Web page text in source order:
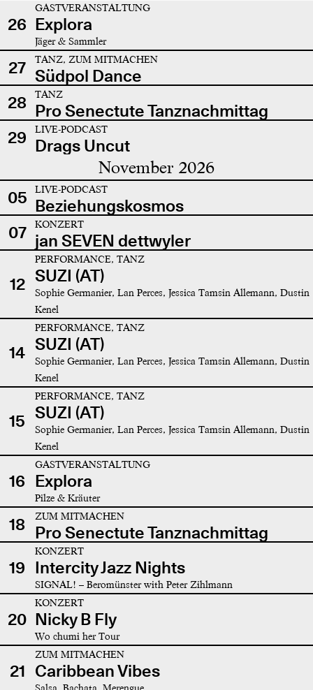
26
GASTVERANSTALTUNG
Explora
Jäger & Sammler
27 TANZ, ZUM MITMACHEN
Südpol Dance
28
TANZ
Pro Senectute Tanznachmittag
29
LIVE-PODCAST
Drags Uncut
November 2026
05 LIVE-PODCAST
Beziehungskosmos
07
KONZERT
jan SEVEN dettwyler
12
PERFORMANCE, TANZ
SUZI (AT)
Sophie Germanier, Lan Perces, Jessica Tamsin Allemann, Dustin
Kenel
14
PERFORMANCE, TANZ
SUZI (AT)
Sophie Germanier, Lan Perces, Jessica Tamsin Allemann, Dustin
Kenel
15
PERFORMANCE, TANZ
SUZI (AT)
Sophie Germanier, Lan Perces, Jessica Tamsin Allemann, Dustin
Kenel
16
GASTVERANSTALTUNG
Explora
Pilze & Kräuter
18 ZUM MITMACHEN
Pro Senectute Tanznachmittag
19
KONZERT
Intercity Jazz Nights
SIGNAL! – Beromünster with Peter Zihlmann
20
KONZERT
Nicky B Fly
Wo chumi her Tour
21
ZUM MITMACHEN
Caribbean Vibes